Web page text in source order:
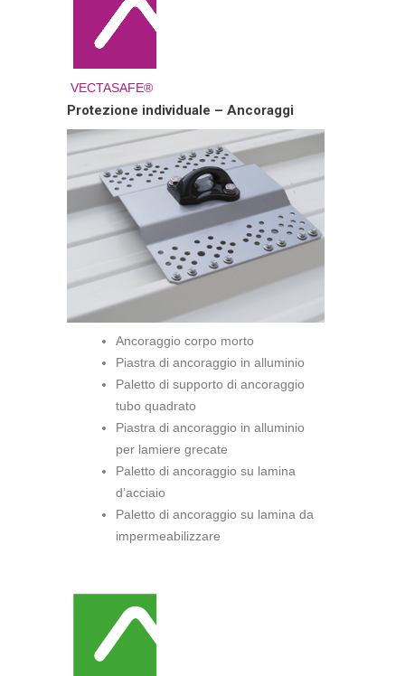
VECTASAFE®
Protezione individuale – Ancoraggi
Ancoraggio corpo morto
Piastra di ancoraggio in alluminio
Paletto di supporto di ancoraggio
tubo quadrato
Piastra di ancoraggio in alluminio
per lamiere grecate
Paletto di ancoraggio su lamina
d’acciaio
Paletto di ancoraggio su lamina da
impermeabilizzare